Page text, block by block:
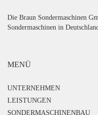
Die Braun Sondermaschinen
Sondermaschinen in
MENÜ
UNTERNEHMEN
LEISTUNGEN
SONDERMASCHINENBAU